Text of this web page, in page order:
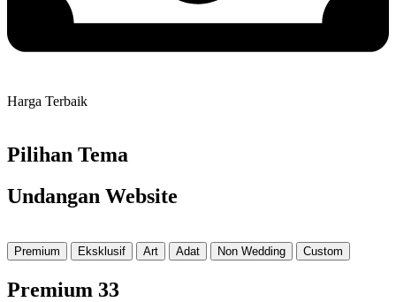
Harga Terbaik
Pilihan Tema
Undangan Website
Premium Eksklusif Art Adat Non Wedding Custom
Premium 33